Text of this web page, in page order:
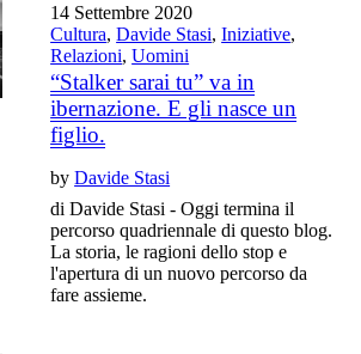
14 Settembre 2020
Cultura,Davide Stasi,Iniziative,
Relazioni,Uomini
“Stalker sarai tu” va in
ibernazione. E gli nasce un
figlio.
byDavide Stasi
di Davide Stasi - Oggi termina il
percorso quadriennale di questo blog.
La storia, le ragioni dello stop e
l'apertura di un nuovo percorso da
fare assieme.